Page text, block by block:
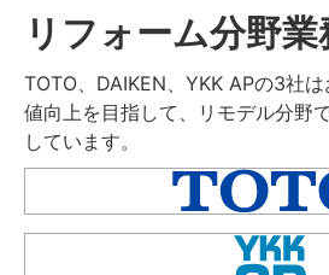
リフォーム分野
TOTO、DAIKEN、YKK APの3社
値向上を目指して、リモデル分野
しています。